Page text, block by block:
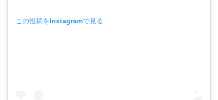
この投稿をInstagramで見る